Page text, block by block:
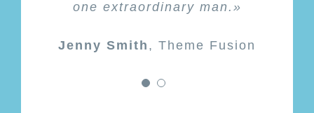
one extraordinary man.»
Jenny Smith , Theme Fusion
technology indispensable.»
Hannah Vermont
Theme